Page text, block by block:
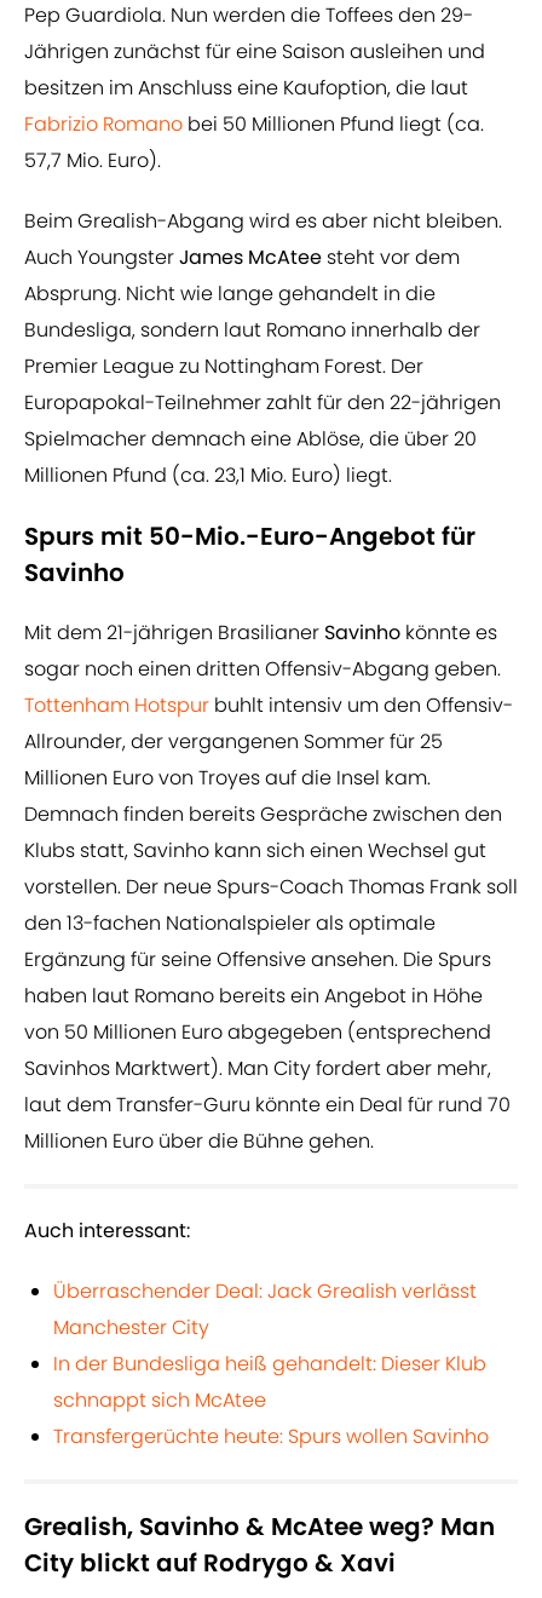
Pep Guardiola. Nun werden die Toffees den 29-
Jährigen zunächst für eine Saison ausleihen und
besitzen im Anschluss eine Kaufoption, die laut
Fabrizio Romano bei 50 Millionen Pfund liegt (ca.
57,7 Mio. Euro).
Beim Grealish-Abgang wird es aber nicht bleiben.
Auch YoungsterJames McAtee steht vor dem
Absprung. Nicht wie lange gehandelt in die
Bundesliga, sondern laut Romano innerhalb der
Premier League zu Nottingham Forest. Der
Europapokal-Teilnehmer zahlt für den 22-jährigen
Spielmacher demnach eine Ablöse, die über 20
Millionen Pfund (ca. 23,1 Mio. Euro) liegt.
Spurs mit 50-Mio.-Euro-Angebot für
Savinho
Mit dem 21-jährigen Brasilianer Savinho könnte es
sogar noch einen dritten Offensiv-Abgang geben.
Tottenham Hotspur buhlt intensiv um den Offensiv-
Allrounder, der vergangenen Sommer für 25
Millionen Euro von Troyes auf die Insel kam.
Demnach finden bereits Gespräche zwischen den
Klubs statt, Savinho kann sich einen Wechsel gut
vorstellen. Der neue Spurs-Coach Thomas Frank soll
den 13-fachen Nationalspieler als optimale
Ergänzung für seine Offensive ansehen. Die Spurs
haben laut Romano bereits ein Angebot in Höhe
von 50 Millionen Euro abgegeben (entsprechend
Savinhos Marktwert). Man City fordert aber mehr,
laut dem Transfer-Guru könnte ein Deal für rund 70
Millionen Euro über die Bühne gehen.
Auch interessant:
Überraschender Deal: Jack Grealish verlässt
Manchester City
In der Bundesliga heiß gehandelt: Dieser Klub
schnappt sich McAtee
Transfergerüchte heute: Spurs wollen Savinho
Grealish, Savinho & McAtee weg? Man
City blickt auf Rodrygo & Xavi